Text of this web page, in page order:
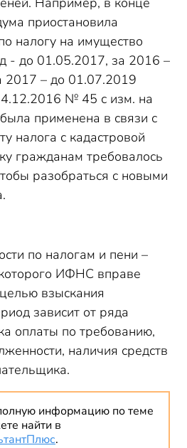
приостановила
налогу на имущество
- до 01.05.2017, за 2016 –
2017 – до 01.07.2019
№ 45 с изм. на
применена в связи с
налога с кадастровой
гражданам требовалось
разобраться с новыми
по налогам и пени –
ИФНС вправе
взыскания
зависит от ряда
оплаты по требованию,
наличия средств
информацию по теме
найти в
.